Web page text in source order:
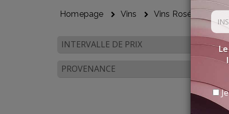
Homepage Vins Vins Rosés
INTERVALLE DE PRIX
PROVENANCE